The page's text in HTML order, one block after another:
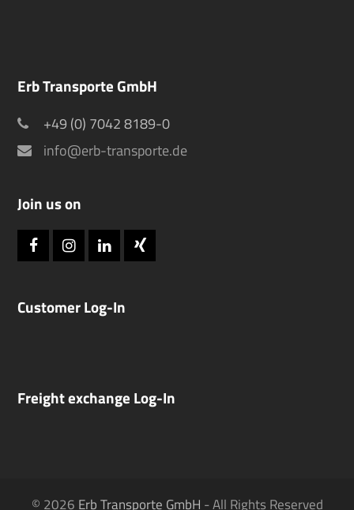
Erb Transporte GmbH
+49 (0) 7042 8189-0
info@erb-transporte.de
Join us on
FacebookInstagramLinkedInXing
Customer Log-In
Freight exchange Log-In
© 2026 Erb Transporte GmbH - All Rights Reserved